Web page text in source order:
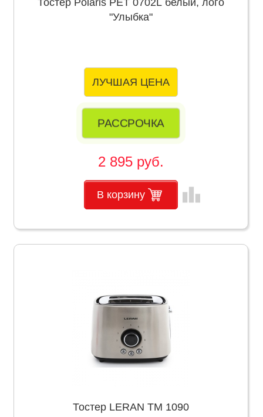
Тостер Polaris PET 0702L белый, лого
"Улыбка"
ЛУЧШАЯ ЦЕНА
РАССРОЧКА
2 895 руб.
В корзину leaderboard
Тостер LERAN TM 1090